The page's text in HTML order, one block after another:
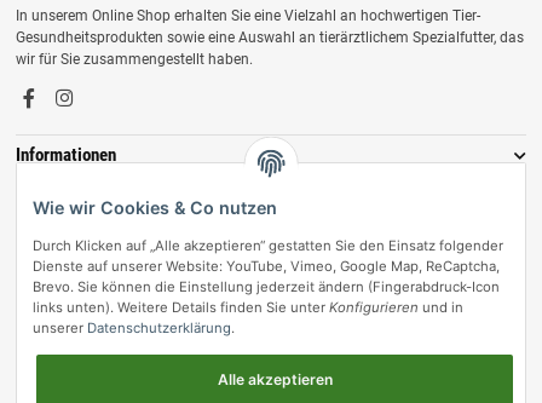
In unserem Online Shop erhalten Sie eine Vielzahl an hochwertigen Tier-
Gesundheitsprodukten sowie eine Auswahl an tierärztlichem Spezialfutter, das
wir für Sie zusammengestellt haben.
Informationen
Zahlungsmöglichkeiten
Wie wir Cookies & Co nutzen
Durch Klicken auf „Alle akzeptieren“ gestatten Sie den Einsatz folgender
Dienste auf unserer Website: YouTube, Vimeo, Google Map, ReCaptcha,
Brevo. Sie können die Einstellung jederzeit ändern (Fingerabdruck-Icon
links unten). Weitere Details finden Sie unter Konfigurieren und in
unserer Datenschutzerklärung.
Alle akzeptieren